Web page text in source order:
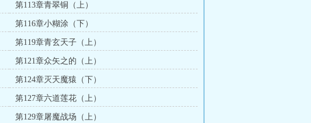
第113章青翠铜（上）
第116章小糊涂（下）
第119章青玄天子（上）
第121章众矢之的（上）
第124章灭天魔猿（下）
第127章六道莲花（上）
第129章屠魔战场（上）